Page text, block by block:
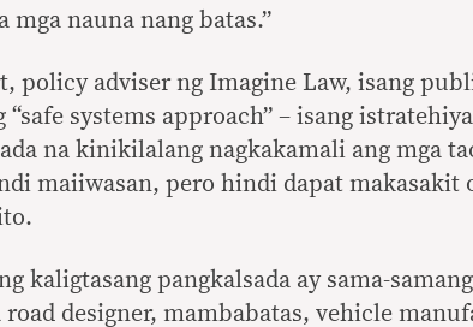
mga nauna nang batas.”
policy adviser ng Imagine Law, isang
systems approach” – isang
na kinikilalang nagkakamali ang mga
maiiwasan, pero hindi dapat makasakit
kaligtasang pangkalsada ay sama-samang
road designer, mambabatas, vehicle